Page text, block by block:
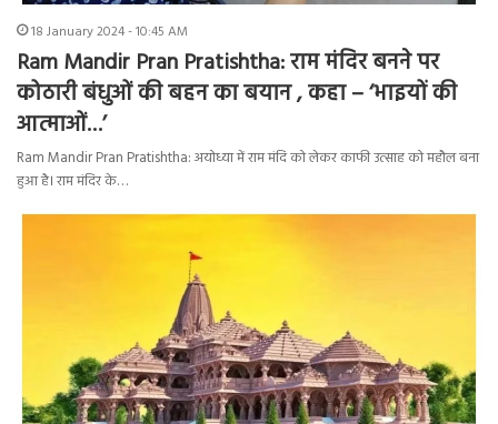
18 January 2024 - 10:45 AM
Ram Mandir Pran Pratishtha: राम मंदिर बनने पर
कोठारी बंधुओं की बहन का बयान , कहा – ‘भाइयों की
आत्माओं…’
Ram Mandir Pran Pratishtha: अयोध्या में राम मंदि को लेकर काफी उत्साह को महौल बना
हुआ है। राम मंदिर के…